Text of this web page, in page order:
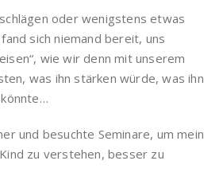
oder wenigstens etwas
sich niemand bereit, uns
wie wir denn mit unserem
was ihn stärken würde, was ihn
und besuchte Seminare, um mein
zu verstehen, besser zu